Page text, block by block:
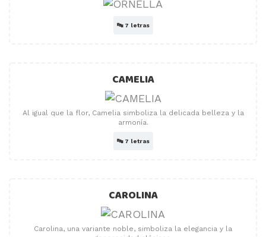
🔤 7 letras
CAMELIA
Al igual que la flor, Camelia simboliza la delicada belleza y la
armonía.
🔤 7 letras
CAROLINA
Carolina, una variante noble, simboliza la elegancia y la